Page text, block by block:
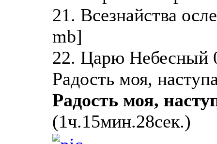
21. Всезнайства
mb]
22. Царю Небесный
Радость моя,
Радость моя,
(1ч.15мин.28сек.)